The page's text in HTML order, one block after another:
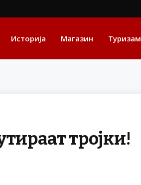
Историја Магазин Туризам
тројки!